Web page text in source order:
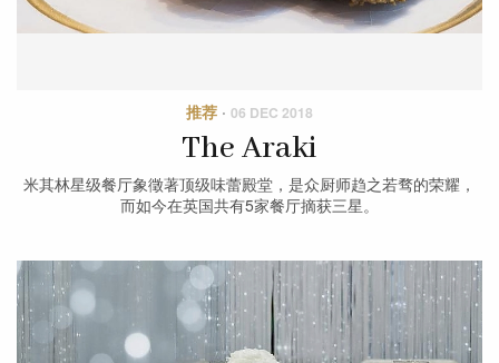
推荐 · 06 DEC 2018
The Araki
米其林星级餐厅象徵著顶级味蕾殿堂，是众厨师趋之若骛的荣耀，
而如今在英国共有5家餐厅摘获三星。